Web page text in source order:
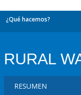
¿Qué hacemos?
RURAL